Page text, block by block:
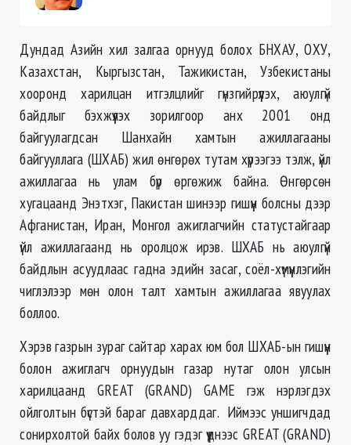
Дундад Азийн хил залгаа орнууд болох БНХАУ, ОХУ,
Казахстан, Кыргызстан, Тажикистан, Узбекистаны
хооронд харилцан итгэлцлийг гүнзгийрүүлэх, аюулгүй
байдлыг бэхжүүлэх зорилгоор анх 2001 онд
байгуулагдсан Шанхайн хамтын ажиллагааны
байгууллага (ШХАБ) жил өнгөрөх тутам хүрээгээ тэлж, үйл
ажиллагаа нь улам бүр өргөжиж байна. Өнгөрсөн
хугацаанд Энэтхэг, Пакистан шинээр гишүүн болсны дээр
Афганистан, Иран, Монгол ажиглагчийн статустайгаар
үйл ажиллагаанд нь оролцож ирэв. ШХАБ нь аюулгүй
байдлын асуудлаас гадна эдийн засаг, соёл-хүмүүнлэгийн
чиглэлээр мөн олон талт хамтын ажиллагаа явуулах
боллоо.
Хэрэв газрын зураг сайтар харах юм бол ШХАБ-ын гишүүн
болон ажиглагч орнуудын газар нутаг олон улсын
харилцаанд GREAT (GRAND) GAME гэж нэрлэгдэх
ойлголтын бүстэй бараг давхарддаг. Иймээс уншигчдад
сонирхолтой байх болов уу гэдэг үүднээс GREAT (GRAND)